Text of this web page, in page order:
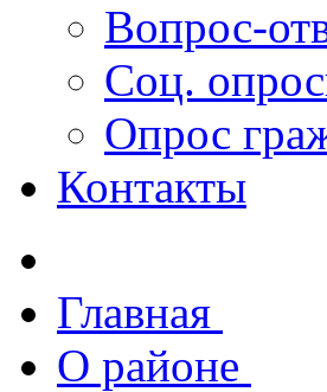
Вопрос-
Соц.
Опрос
Контакты
Главная
О районе